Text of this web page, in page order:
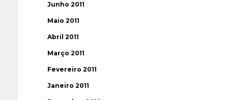
Junho 2011
Maio 2011
Abril 2011
Março 2011
Fevereiro 2011
Janeiro 2011